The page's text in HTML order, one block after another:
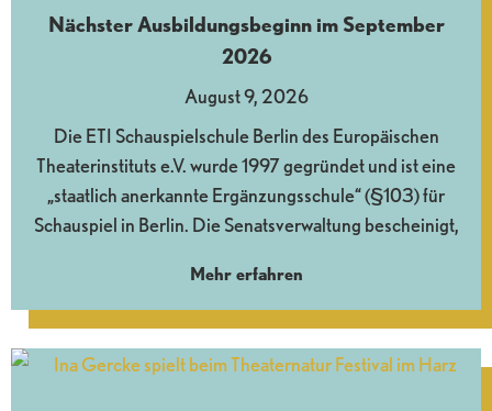
Nächster Ausbildungsbeginn im September
2026
August 9, 2026
Die ETI Schauspielschule Berlin des Europäischen
Theaterinstituts e.V. wurde 1997 gegründet und ist eine
„staatlich anerkannte Ergänzungsschule“ (§103) für
Schauspiel in Berlin. Die Senatsverwaltung bescheinigt,
Mehr erfahren